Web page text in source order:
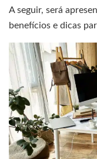
A seguir, será
benefícios e dicas